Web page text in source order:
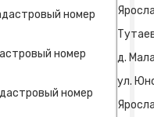
номер
номер
номер
д.
ул.